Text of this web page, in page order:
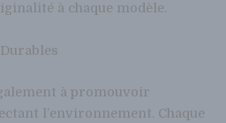
à chaque modèle.
à promouvoir
l’environnement. Chaque